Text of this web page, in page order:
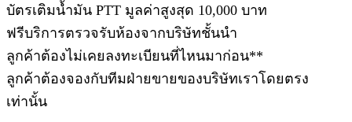
บัตรเติมน้ำมัน PTT มูลค่าสูงสุด 10,000 บาท
ฟรีบริการตรวจรับห้องจากบริษัทชั้นนำ
ลูกค้าต้องไม่เคยลงทะเบียนที่ไหนมาก่อน**
ลูกค้าต้องจองกับทีมฝ่ายขายของบริษัทเราโดยตรง
เท่านั้น